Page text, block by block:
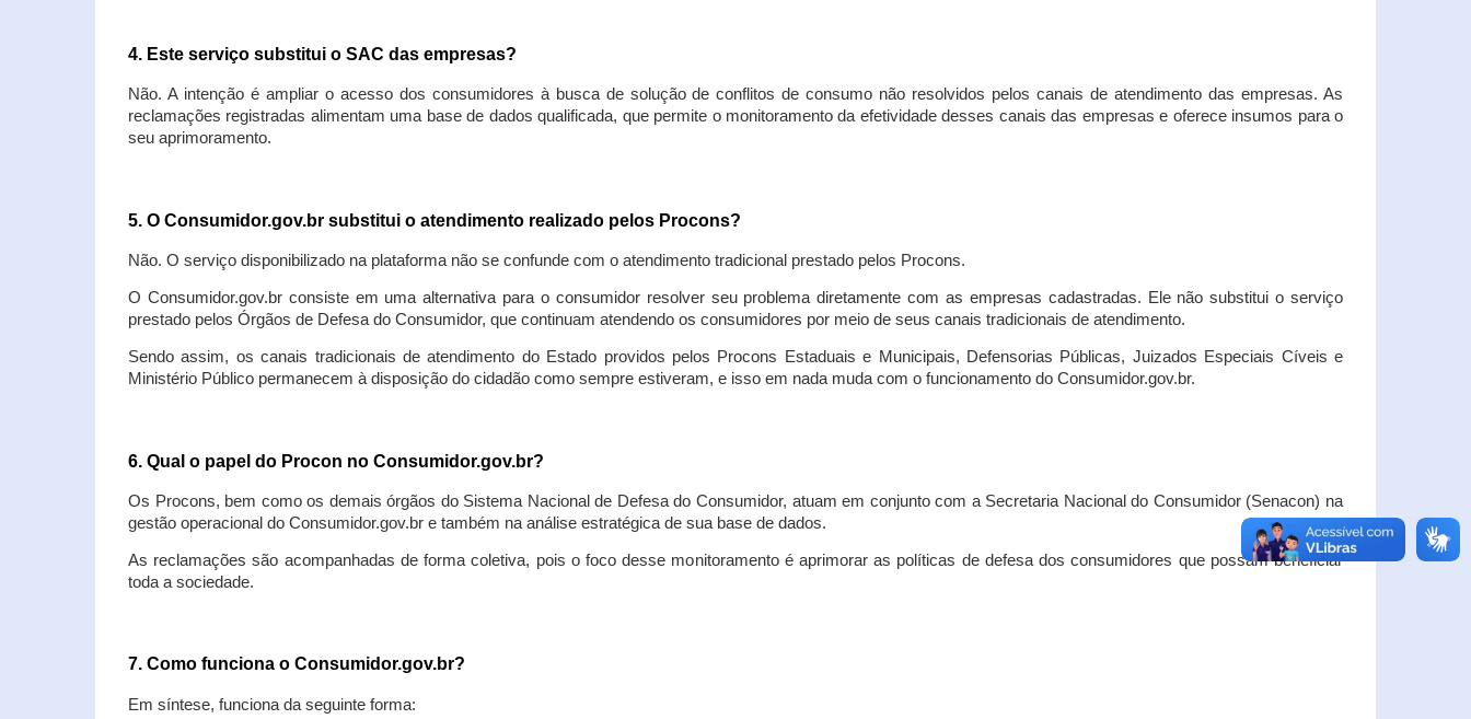
4. Este serviço substitui o SAC das empresas?
Não. A intenção é ampliar o acesso dos consumidores à busca de solução de conflitos de consumo não resolvidos pelos canais de atendimento das empresas. As
reclamações registradas alimentam uma base de dados qualificada, que permite o monitoramento da efetividade desses canais das empresas e oferece insumos para o
seu aprimoramento.
5. O Consumidor.gov.br substitui o atendimento realizado pelos Procons?
Não. O serviço disponibilizado na plataforma não se confunde com o atendimento tradicional prestado pelos Procons.
O Consumidor.gov.br consiste em uma alternativa para o consumidor resolver seu problema diretamente com as empresas cadastradas. Ele não substitui o serviço
prestado pelos Órgãos de Defesa do Consumidor, que continuam atendendo os consumidores por meio de seus canais tradicionais de atendimento.
Sendo assim, os canais tradicionais de atendimento do Estado providos pelos Procons Estaduais e Municipais, Defensorias Públicas, Juizados Especiais Cíveis e
Ministério Público permanecem à disposição do cidadão como sempre estiveram, e isso em nada muda com o funcionamento do Consumidor.gov.br.
6. Qual o papel do Procon no Consumidor.gov.br?
Os Procons, bem como os demais órgãos do Sistema Nacional de Defesa do Consumidor, atuam em conjunto com a Secretaria Nacional do Consumidor (Senacon) na
gestão operacional do Consumidor.gov.br e também na análise estratégica de sua base de dados.
As reclamações são acompanhadas de forma coletiva, pois o foco desse monitoramento é aprimorar as políticas de defesa dos consumidores que possam beneficiar
toda a sociedade.
7. Como funciona o Consumidor.gov.br?
Em síntese, funciona da seguinte forma: